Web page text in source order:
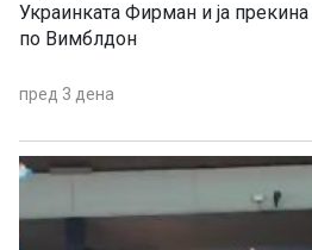
Украинката Фирман и ја
по Вимблдон
пред 3 дена